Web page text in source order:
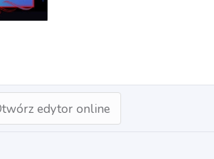
edytor online